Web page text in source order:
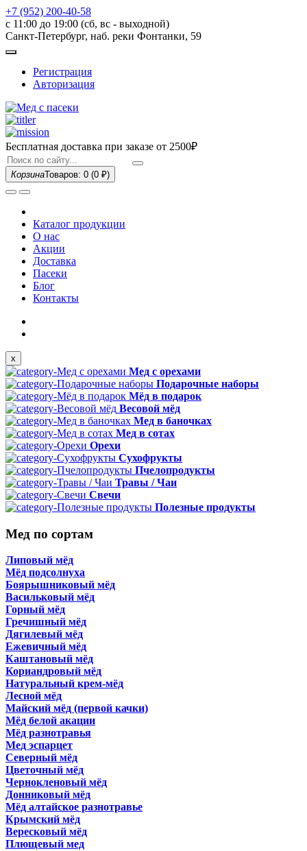
+7 (952) 200-40-58
с 11:00 до 19:00 (сб, вс - выходной)
Санкт-Петербург, наб. реки Фонтанки, 59
Регистрация
Авторизация
Бесплатная доставка при заказе от 2500₽
КорзинаТоваров: 0 (0 ₽)
Каталог продукции
О нас
Акции
Доставка
Пасеки
Блог
Контакты
x
Мед с орехами
Подарочные наборы
Мёд в подарок
Весовой мёд
Мед в баночках
Мед в сотах
Орехи
Сухофрукты
Пчелопродукты
Травы / Чаи
Свечи
Полезные продукты
Мед по сортам
Липовый мёд
Мёд подсолнуха
Боярышниковый мёд
Васильковый мёд
Горный мёд
Гречишный мёд
Дягилевый мёд
Ежевичный мёд
Каштановый мёд
Кориандровый мёд
Натуральный крем-мёд
Лесной мёд
Майский мёд (первой качки)
Мёд белой акации
Мёд разнотравья
Мед эспарцет
Северный мёд
Цветочный мёд
Чернокленовый мёд
Донниковый мёд
Мёд алтайское разнотравье
Крымский мёд
Вересковый мёд
Плющевый мед